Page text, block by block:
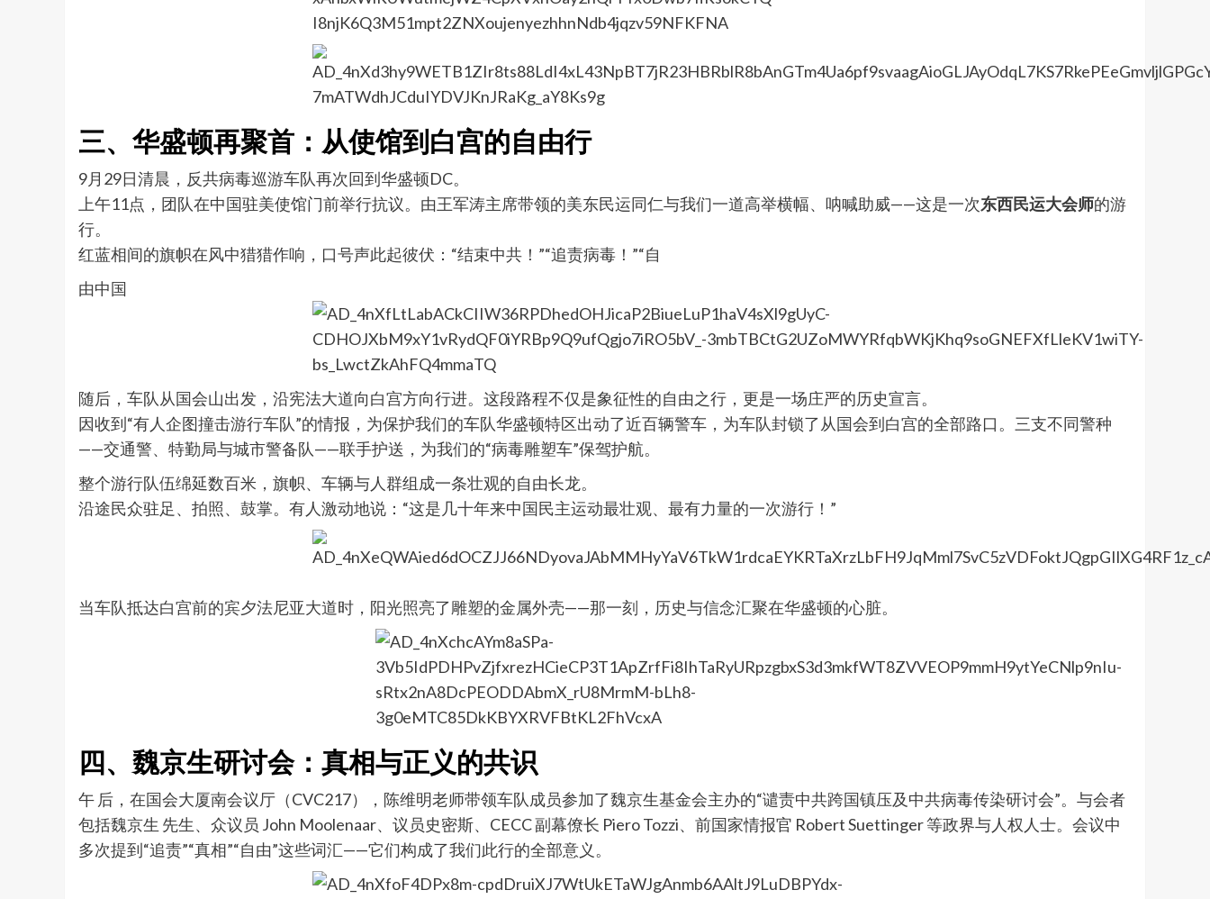
三、华盛顿再聚首：从使馆到白宫的自由行
9月29日清晨，反共病毒巡游车队再次回到华盛顿DC。
上午11点，团队在中国驻美使馆门前举行抗议。由王军涛主席带领的美东民运同仁与我们一道高举横幅、呐喊助威——这是一次东西民运大会师的游
行。
红蓝相间的旗帜在风中猎猎作响，口号声此起彼伏：“结束中共！”“追责病毒！”“自
由中国
随后，车队从国会山出发，沿宪法大道向白宫方向行进。这段路程不仅是象征性的自由之行，更是一场庄严的历史宣言。
因收到“有人企图撞击游行车队”的情报，为保护我们的车队华盛顿特区出动了近百辆警车，为车队封锁了从国会到白宫的全部路口。三支不同警种
——交通警、特勤局与城市警备队——联手护送，为我们的“病毒雕塑车”保驾护航。
整个游行队伍绵延数百米，旗帜、车辆与人群组成一条壮观的自由长龙。
沿途民众驻足、拍照、鼓掌。有人激动地说：“这是几十年来中国民主运动最壮观、最有力量的一次游行！”
当车队抵达白宫前的宾夕法尼亚大道时，阳光照亮了雕塑的金属外壳——那一刻，历史与信念汇聚在华盛顿的心脏。
四、魏京生研讨会：真相与正义的共识
午 后，在国会大厦南会议厅（CVC217），陈维明老师带领车队成员参加了魏京生基金会主办的“谴责中共跨国镇压及中共病毒传染研讨会”。与会者
包括魏京生 先生、众议员 John Moolenaar、议员史密斯、CECC 副幕僚长 Piero Tozzi、前国家情报官 Robert Suettinger 等政界与人权人士。会议中
多次提到“追责”“真相”“自由”这些词汇——它们构成了我们此行的全部意义。